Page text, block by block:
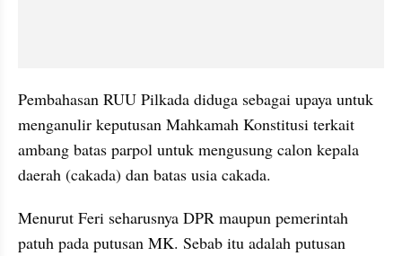
Pembahasan RUU Pilkada diduga sebagai upaya untuk
menganulir keputusan Mahkamah Konstitusi terkait
ambang batas parpol untuk mengusung calon kepala
daerah (cakada) dan batas usia cakada.
Menurut Feri seharusnya DPR maupun pemerintah
patuh pada putusan MK. Sebab itu adalah putusan